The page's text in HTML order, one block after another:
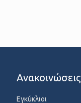
Ανακοινώσεις
Εγκύκλιοι